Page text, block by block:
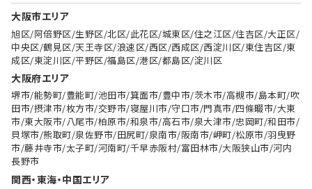
大阪市エリア
旭区/阿倍野区/生野区/北区/此花区/城東区/住之江区/住吉区/大正区/
中央区/鶴見区/天王寺区/浪速区/西区/西成区/西淀川区/東住吉区/東
成区/東淀川区/平野区/福島区/港区/都島区/淀川区
大阪府エリア
堺市/能勢町/豊能町/池田市/箕面市/豊中市/茨木市/高槻市/島本町/吹
田市/摂津市/枚方市/交野市/寝屋川市/守口市/門真市/四條畷市/大東
市/東大阪市/八尾市/柏原市/和泉市/高石市/泉大津市/忠岡町/和田市/
貝塚市/熊取町/泉佐野市/田尻町/泉南市/阪南市/岬町/松原市/羽曳野
市/藤井寺市/太子町/河南町/千早赤阪村/富田林市/大阪狭山市/河内
長野市
関西・東海・中国エリア